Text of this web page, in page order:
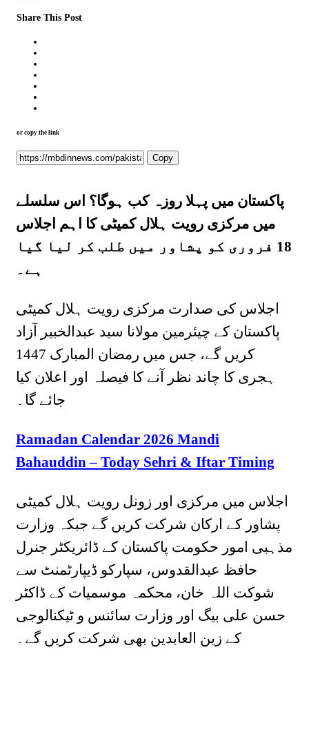
Share This Post
or copy the link
Copy
پاکستان میں پہلا روزہ کب ہوگا؟ اس سلسلے
میں مرکزی رویت ہلال کمیٹی کا اہم اجلاس
18 فروری کو پشاور میں طلب کر لیا گیا
ہے۔
اجلاس کی صدارت مرکزی رویت ہلال کمیٹی
پاکستان کے چیئرمین مولانا سید عبدالخبیر آزاد
کریں گے، جس میں رمضان المبارک 1447
ہجری کا چاند نظر آنے کا فیصلہ اور اعلان کیا
جائے گا۔
Ramadan Calendar 2026 Mandi
Bahauddin – Today Sehri & Iftar Timing
اجلاس میں مرکزی اور زونل رویت ہلال کمیٹی
پشاور کے ارکان شرکت کریں گے جبکہ وزارت
مذہبی امور حکومت پاکستان کے ڈائریکٹر جنرل
حافظ عبدالقدوس، سپارکو ڈیپارٹمنٹ سے
شوکت اللہ خان، محکمہ موسمیات کے ڈاکٹر
حسن علی بیگ اور وزارت سائنس و ٹیکنالوجی
کے زین العابدین بھی شرکت کریں گے۔